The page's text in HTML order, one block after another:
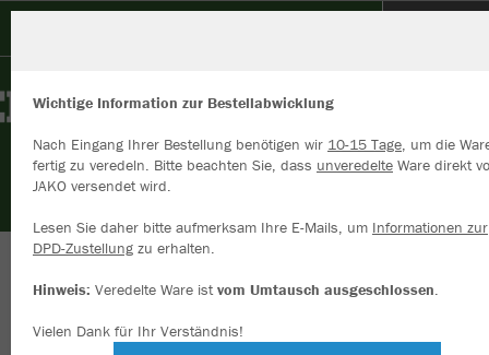
Herzlich willkommen im Vereinsshop des SV
Alemannia Kamp
Wichtige Information zur Bestellabwicklung
Nach Eingang Ihrer Bestellung benötigen wir 10-15 Tage, um die
fertig zu veredeln. Bitte beachten Sie, dass unveredelte Ware direkt
JAKO versendet wird.
Lesen Sie daher bitte aufmerksam Ihre E-Mails, um Informationen zur
DPD-Zustellung zu erhalten.
Hinweis: Veredelte Ware istvom Umtausch ausgeschlossen.
Vielen Dank für Ihr Verständnis!
Wir verwenden Cookies
Inhalte anzeigen und unsere Website verbessern. Weitere
zu den Cookies findest Du in den Einstellungen.
Alle akzeptieren
Alle ablehnen